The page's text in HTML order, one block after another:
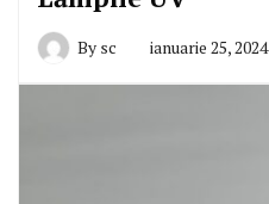
By sc ianuarie 25, 2024